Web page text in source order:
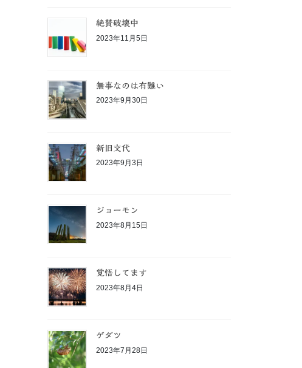
絶賛破壊中
2023年11月5日
無事なのは有難い
2023年9月30日
新旧交代
2023年9月3日
ジョーモン
2023年8月15日
覚悟してます
2023年8月4日
ゲダツ
2023年7月28日